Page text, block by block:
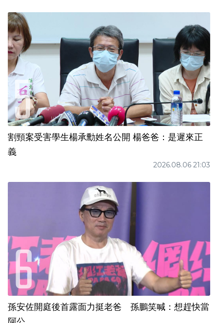
割頸案受害學生楊承勳姓名公開 楊爸爸：是遲來正
義
2026.08.06 21:03
孫安佐開庭後首露面力挺老爸 孫鵬笑喊：想趕快當